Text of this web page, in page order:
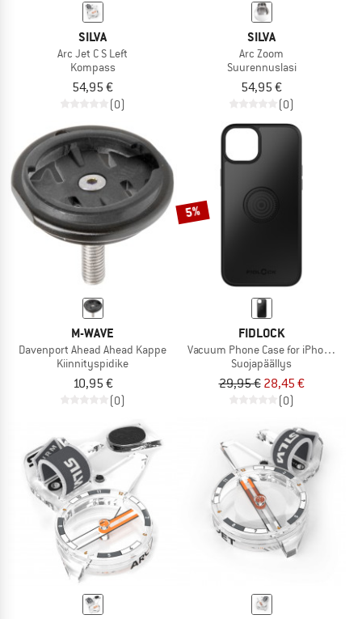
SILVA
Arc Jet C S Left
Kompass
54,95 €
(0)
SILVA
Arc Zoom
Suurennuslasi
54,95 €
(0)
M-WAVE
Davenport Ahead Ahead Kappe
Kiinnityspidike
10,95 €
(0)
5%
FIDLOCK
Vacuum Phone Case for iPhone 15
Suojapäällys
29,95 € 28,45 €
(0)